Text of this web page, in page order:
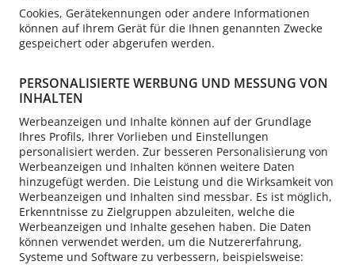
Cookies, Gerätekennungen oder andere Informationen
können auf Ihrem Gerät für die Ihnen genannten Zwecke
gespeichert oder abgerufen werden.
PERSONALISIERTE WERBUNG UND MESSUNG VON
INHALTEN
Werbeanzeigen und Inhalte können auf der Grundlage
Ihres Profils, Ihrer Vorlieben und Einstellungen
personalisiert werden. Zur besseren Personalisierung von
Werbeanzeigen und Inhalten können weitere Daten
hinzugefügt werden. Die Leistung und die Wirksamkeit von
Werbeanzeigen und Inhalten sind messbar. Es ist möglich,
Erkenntnisse zu Zielgruppen abzuleiten, welche die
Werbeanzeigen und Inhalte gesehen haben. Die Daten
können verwendet werden, um die Nutzererfahrung,
Systeme und Software zu verbessern, beispielsweise: